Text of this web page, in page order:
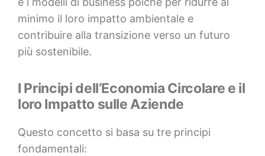
minimo il loro impatto ambientale e
contribuire alla transizione verso un futuro
più sostenibile.
I Principi dell’Economia Circolare e il
loro Impatto sulle Aziende
Questo concetto si basa su tre principi
fondamentali: